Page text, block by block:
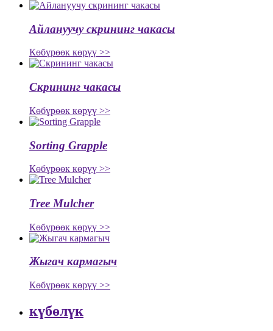
Айлануучу скрининг чакасы
Көбүрөөк көрүү >>
Скрининг чакасы
Көбүрөөк көрүү >>
Sorting Grapple
Көбүрөөк көрүү >>
Tree Mulcher
Көбүрөөк көрүү >>
Жыгач кармагыч
Көбүрөөк көрүү >>
күбөлүк